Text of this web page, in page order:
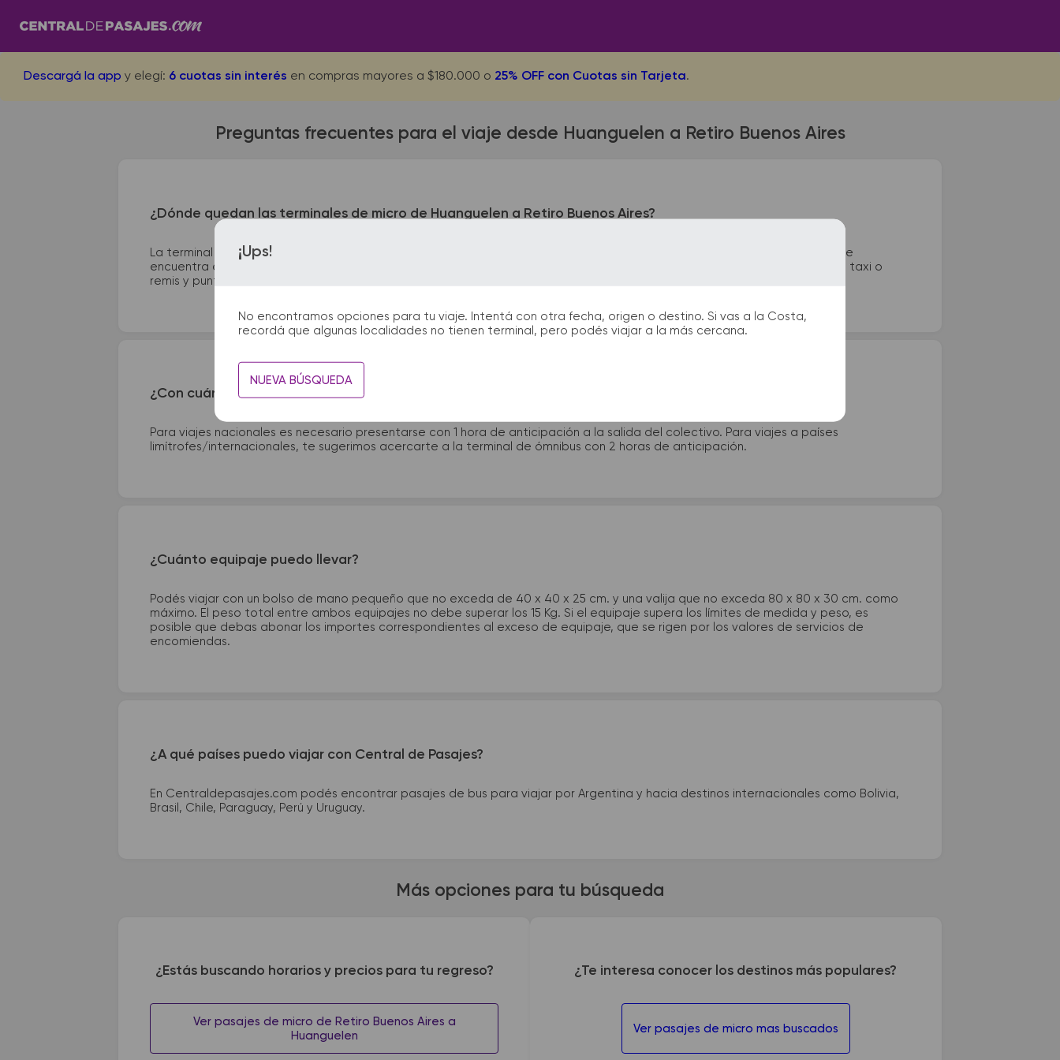
Descargá la app y elegí: 6 cuotas sin interés en compras mayores a $180.000 o 25% OFF con Cuotas sin Tarjeta.
¡Ups!
No encontramos opciones para tu viaje. Intentá con otra fecha, origen o destino. Si vas a la Costa,
recordá que algunas localidades no tienen terminal, pero podés viajar a la más cercana.
NUEVA BÚSQUEDA
Preguntas frecuentes para el viaje desde Huanguelen a Retiro Buenos Aires
¿Dónde quedan las terminales de micro de Huanguelen a Retiro Buenos Aires?
La terminal de ómnibus de Huanguelen queda ubicada en Calle 10 y 22. La terminal de colectivos de Retiro Buenos Aires se
encuentra en Av. Antártida Argentina y Calle 10. En las terminales de bus podrás encontrar kioscos, sanitarios, paradas de taxi o
remis y puntos de información que te facilitarán la partida y el arribo durante tu viaje.
¿Con cuánta anticipación debo presentarme en la terminal de micros?
Para viajes nacionales es necesario presentarse con 1 hora de anticipación a la salida del colectivo. Para viajes a países
limítrofes/internacionales, te sugerimos acercarte a la terminal de ómnibus con 2 horas de anticipación.
¿Cuánto equipaje puedo llevar?
Podés viajar con un bolso de mano pequeño que no exceda de 40 x 40 x 25 cm. y una valija que no exceda 80 x 80 x 30 cm. como
máximo. El peso total entre ambos equipajes no debe superar los 15 Kg. Si el equipaje supera los límites de medida y peso, es
posible que debas abonar los importes correspondientes al exceso de equipaje, que se rigen por los valores de servicios de
encomiendas.
¿A qué países puedo viajar con Central de Pasajes?
En Centraldepasajes.com podés encontrar pasajes de bus para viajar por Argentina y hacia destinos internacionales como Bolivia,
Brasil, Chile, Paraguay, Perú y Uruguay.
Más opciones para tu búsqueda
¿Estás buscando horarios y precios para tu regreso?
Ver pasajes de micro de Retiro Buenos Aires a
Huanguelen
¿Te interesa conocer los destinos más populares?
Ver pasajes de micro mas buscados